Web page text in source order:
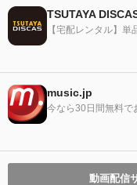
TSUTAYA
【宅配レンタル】
music.jp
今なら30日間無料で
動画配信